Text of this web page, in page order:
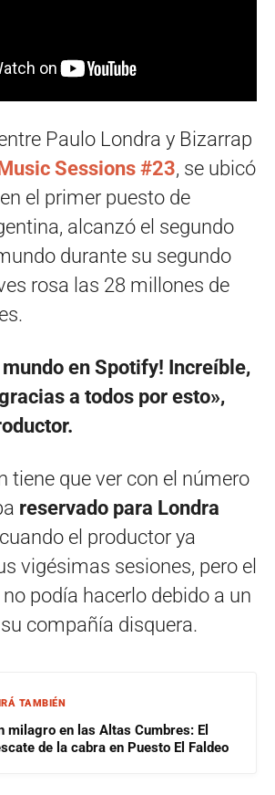
Paulo Londra y Bizarrap
Sessions #23, se ubicó
el primer puesto de
alcanzó el segundo
durante su segundo
rosa las 28 millones de
en Spotify! Increíble,
a todos por esto»,
tiene que ver con el número
reservado para Londra
el productor ya
vigésimas sesiones, pero el
podía hacerlo debido a un
compañía disquera.
TAMBIÉN
milagro en las Altas Cumbres: El
de la cabra en Puesto El Faldeo